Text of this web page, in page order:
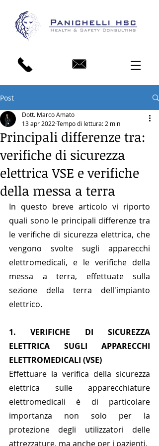
Post
Principali differenze tra:
verifiche di sicurezza
elettrica VSE e verifiche
della messa a terra
Dott. Marco Amato
13 apr 2022 Tempo di lettura: 2 min
In questo breve articolo vi riporto
quali sono le principali differenze tra
le verifiche di sicurezza elettrica, che
vengono svolte sugli apparecchi
elettromedicali, e le verifiche della
messa a terra, effettuate sulla
sezione della terra dell'impianto
elettrico.
1. VERIFICHE DI SICUREZZA
ELETTRICA SUGLI APPARECCHI
ELETTROMEDICALI (VSE)
Effettuare la verifica della sicurezza
elettrica sulle apparecchiature
elettromedicali è di particolare
importanza non solo per la
protezione degli utilizzatori delle
attrezzature, ma anche per i pazienti.